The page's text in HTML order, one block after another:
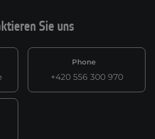
Sie uns
Phone
+420 556 300 970